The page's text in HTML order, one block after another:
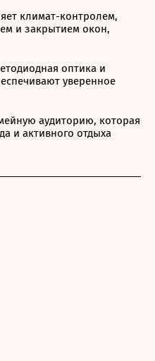
климат-контролем,
и закрытием окон,
оптика и
уверенное
аудиторию, которая
и активного отдыха